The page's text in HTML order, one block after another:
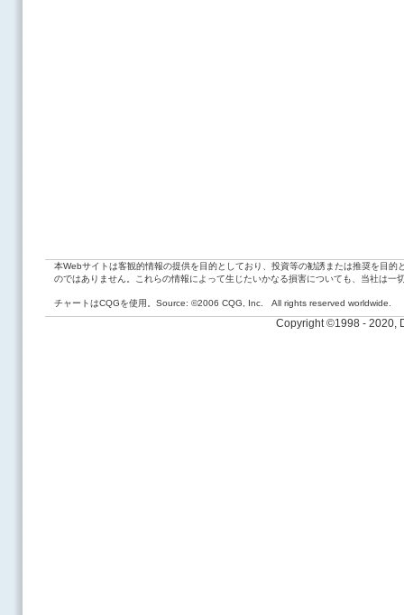
本Webサイトは客観的情報の提供を目的としており、投資等の勧誘または推奨を目
のではありません。これらの情報によって生じたいかなる損害についても、当社は一
チャートはCQGを使用。Source: ©2006 CQG, Inc. All rights reserved worldwide.
Copyright ©1998 - 2020,